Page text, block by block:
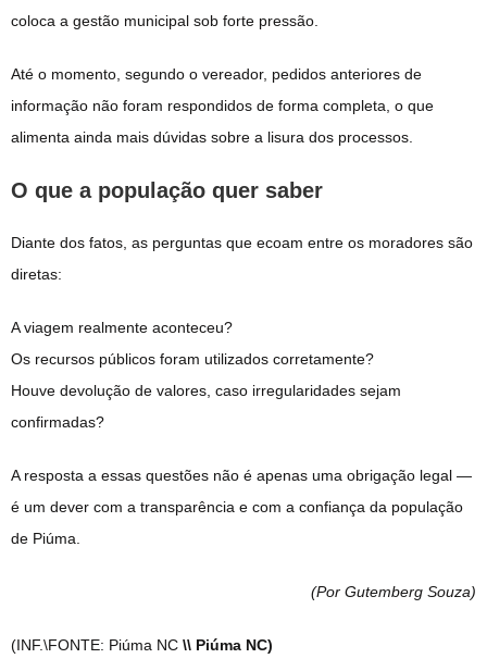
coloca a gestão municipal sob forte pressão.
Até o momento, segundo o vereador, pedidos anteriores de
informação não foram respondidos de forma completa, o que
alimenta ainda mais dúvidas sobre a lisura dos processos.
O que a população quer saber
Diante dos fatos, as perguntas que ecoam entre os moradores são
diretas:
A viagem realmente aconteceu?
Os recursos públicos foram utilizados corretamente?
Houve devolução de valores, caso irregularidades sejam
confirmadas?
A resposta a essas questões não é apenas uma obrigação legal —
é um dever com a transparência e com a confiança da população
de Piúma.
(Por Gutemberg Souza)
(INF.\FONTE: Piúma NC \\ Piúma NC)